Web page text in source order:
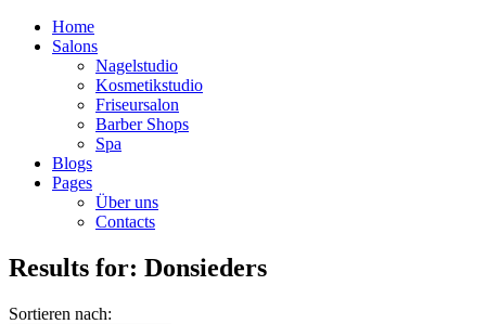
Home
Salons
Nagelstudio
Kosmetikstudio
Friseursalon
Barber Shops
Spa
Blogs
Pages
Über uns
Contacts
Results for: Donsieders
Sortieren nach: